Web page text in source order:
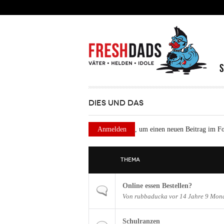
DIES UND DAS
Anmelden , um einen neuen Beitrag im
THEMA
Normales Thema
Online essen Bestellen?
Von rubbaducka vor 14 Jahre 9
Schulranzen